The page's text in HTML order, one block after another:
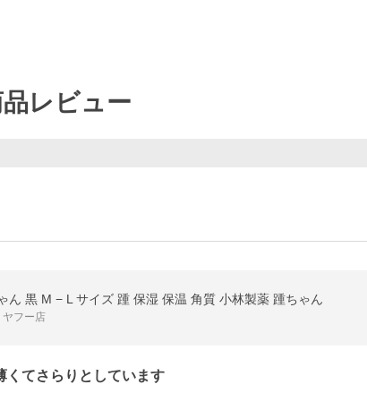
レビュー
ん 黒 M − L サイズ 踵 保湿 保温 角質 小林製薬 踵ちゃん
ヤフー店
くてさらりとしています